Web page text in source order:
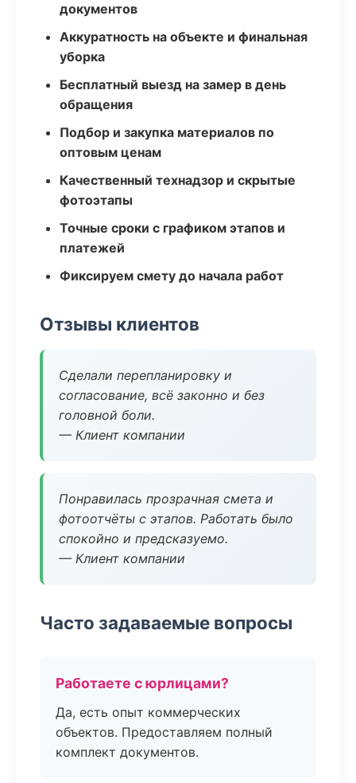
документов
Аккуратность на объекте и финальная
уборка
Бесплатный выезд на замер в день
обращения
Подбор и закупка материалов по
оптовым ценам
Качественный технадзор и скрытые
фотоэтапы
Точные сроки с графиком этапов и
платежей
Фиксируем смету до начала работ
Отзывы клиентов
Сделали перепланировку и
согласование, всё законно и без
головной боли.
— Клиент компании
Понравилась прозрачная смета и
фотоотчёты с этапов. Работать было
спокойно и предсказуемо.
— Клиент компании
Часто задаваемые вопросы
Работаете с юрлицами?
Да, есть опыт коммерческих
объектов. Предоставляем полный
комплект документов.